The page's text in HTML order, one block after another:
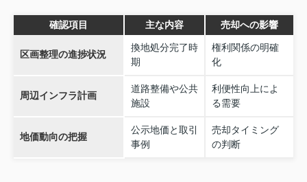
確認項目 主な内容 売却への影響
区画整理の進捗状況
換地処分完了時
期
権利関係の明確
化
周辺インフラ計画
道路整備や公共
施設
利便性向上によ
る需要
地価動向の把握
公示地価と取引
事例
売却タイミング
の判断